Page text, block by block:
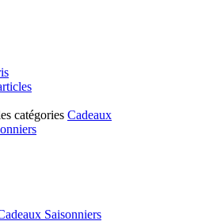
catégories Cadeaux
Saisonniers